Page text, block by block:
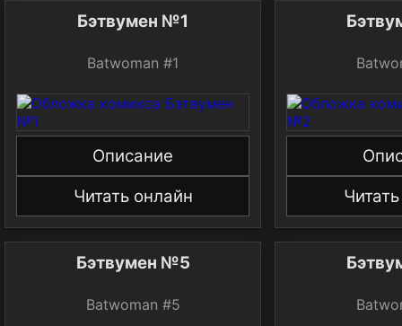
Бэтвумен №1
Batwoman #1
Описание
Читать онлайн
Бэтвумен №5
Batwoman #5